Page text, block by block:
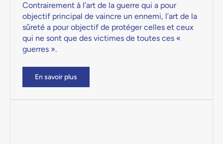
Contrairement à l’art de la guerre qui a pour
objectif principal de vaincre un ennemi, l’art de la
sûreté a pour objectif de protéger celles et ceux
qui ne sont que des victimes de toutes ces «
guerres ».
En savoir plus